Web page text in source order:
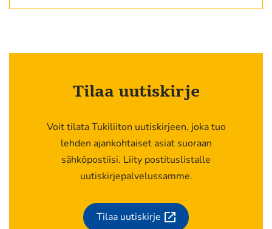
Tilaa uutiskirje
Voit tilata Tukiliiton uutiskirjeen, joka tuo
lehden ajankohtaiset asiat suoraan
sähköpostiisi. Liity postituslistalle
uutiskirjepalvelussamme.
Tilaa uutiskirje
(siirryt